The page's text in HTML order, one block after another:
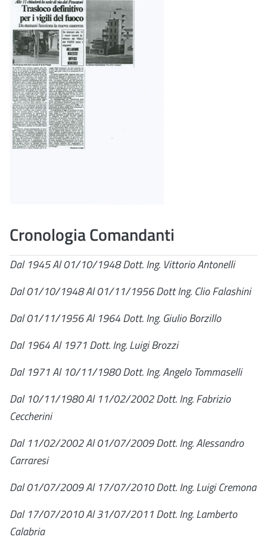
Cronologia Comandanti
Dal 1945 Al 01/10/1948 Dott. Ing. Vittorio Antonelli
Dal 01/10/1948 Al 01/11/1956 Dott Ing. Clio Falashini
Dal 01/11/1956 Al 1964 Dott. Ing. Giulio Borzillo
Dal 1964 Al 1971 Dott. Ing. Luigi Brozzi
Dal 1971 Al 10/11/1980 Dott. Ing. Angelo Tommaselli
Dal 10/11/1980 Al 11/02/2002 Dott. Ing. Fabrizio
Ceccherini
Dal 11/02/2002 Al 01/07/2009 Dott. Ing. Alessandro
Carraresi
Dal 01/07/2009 Al 17/07/2010 Dott. Ing. Luigi Cremona
Dal 17/07/2010 Al 31/07/2011 Dott. Ing. Lamberto
Calabria